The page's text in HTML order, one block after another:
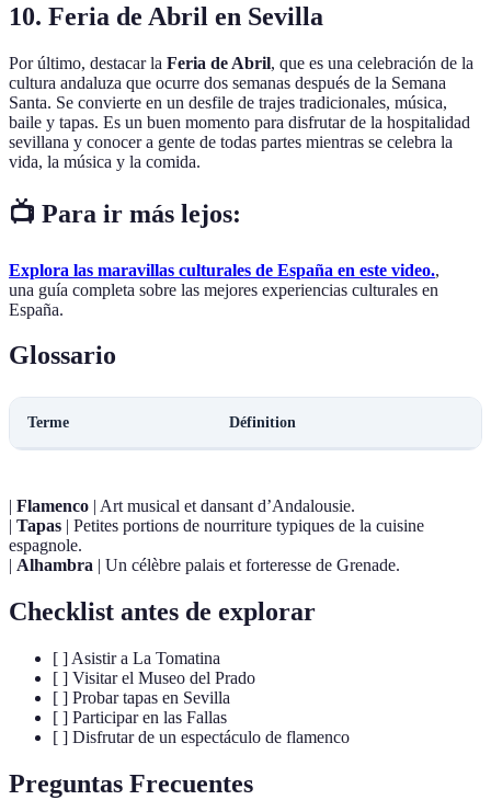
10. Feria de Abril en Sevilla
Por último, destacar la Feria de Abril, que es una celebración de la
cultura andaluza que ocurre dos semanas después de la Semana
Santa. Se convierte en un desfile de trajes tradicionales, música,
baile y tapas. Es un buen momento para disfrutar de la hospitalidad
sevillana y conocer a gente de todas partes mientras se celebra la
vida, la música y la comida.
📺 Para ir más lejos:
Explora las maravillas culturales de España en este video.,
una guía completa sobre las mejores experiencias culturales en
España.
Glossario
Terme Définition
| Flamenco | Art musical et dansant d’Andalousie.
| Tapas | Petites portions de nourriture typiques de la cuisine
espagnole.
| Alhambra | Un célèbre palais et forteresse de Grenade.
Checklist antes de explorar
[ ] Asistir a La Tomatina
[ ] Visitar el Museo del Prado
[ ] Probar tapas en Sevilla
[ ] Participar en las Fallas
[ ] Disfrutar de un espectáculo de flamenco
Preguntas Frecuentes